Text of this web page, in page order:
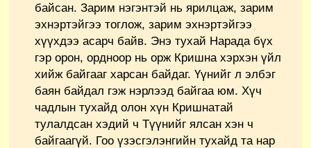
байсан. Зарим нэгэнтэй нь ярилцаж, зарим
эхнэртэйгээ тоглож, зарим эхнэртэйгээ
хүүхдээ асарч байв. Энэ тухай Нарада бүх
гэр орон, ордноор нь орж Кришна хэрхэн үйл
хийж байгааг харсан байдаг. Үүнийг л элбэг
баян байдал гэж нэрлээд байгаа юм. Хүч
чадлын тухайд олон хүн Кришнатай
тулалдсан хэдий ч Түүнийг ялсан хэн ч
байгаагүй. Гоо үзэсгэлэнгийн тухайд та нар